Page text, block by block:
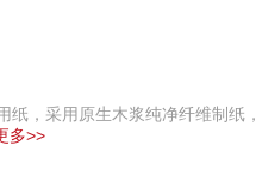
，采用原生木浆纯净纤维制纸，
多>>